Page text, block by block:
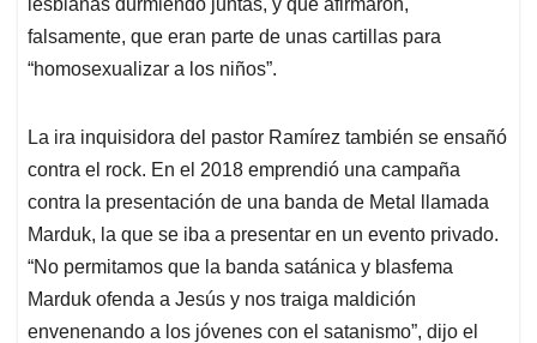
falsamente, que eran parte de unas cartillas para
“homosexualizar a los niños”.
La ira inquisidora del pastor Ramírez también se ensañó
contra el rock. En el 2018 emprendió una campaña
contra la presentación de una banda de Metal llamada
Marduk, la que se iba a presentar en un evento privado.
“No permitamos que la banda satánica y blasfema
Marduk ofenda a Jesús y nos traiga maldición
envenenando a los jóvenes con el satanismo”, dijo el